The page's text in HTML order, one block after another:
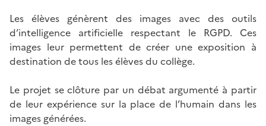
Les élèves génèrent des images avec des outils
d’intelligence artificielle respectant le RGPD. Ces
images leur permettent de créer une exposition à
destination de tous les élèves du collège.
Le projet se clôture par un débat argumenté à partir
de leur expérience sur la place de l’humain dans les
images générées.